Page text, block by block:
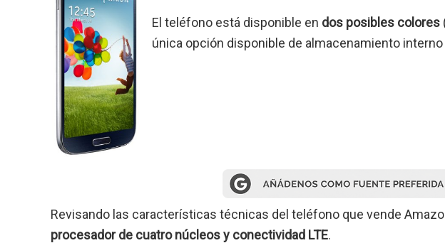
El teléfono está disponible en dos posibles colores
única opción disponible de almacenamiento
Revisando las características técnicas del teléfono que vende
procesador de cuatro núcleos y conectividad LTE.